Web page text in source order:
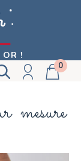
OR !
0
mesure